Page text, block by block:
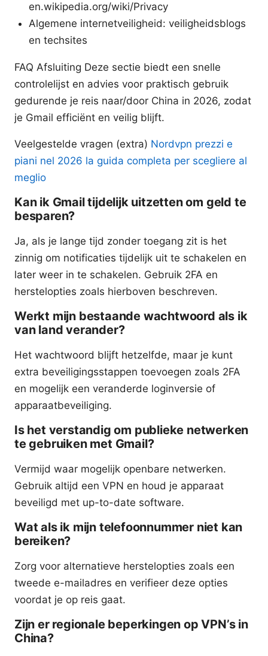
en.wikipedia.org/wiki/Privacy
Algemene internetveiligheid: veiligheidsblogs
en techsites
FAQ Afsluiting Deze sectie biedt een snelle
controlelijst en advies voor praktisch gebruik
gedurende je reis naar/door China in 2026, zodat
je Gmail efficiënt en veilig blijft.
Veelgestelde vragen (extra) Nordvpn prezzi e
piani nel 2026 la guida completa per scegliere al
meglio
Kan ik Gmail tijdelijk uitzetten om geld te
besparen?
Ja, als je lange tijd zonder toegang zit is het
zinnig om notificaties tijdelijk uit te schakelen en
later weer in te schakelen. Gebruik 2FA en
herstelopties zoals hierboven beschreven.
Werkt mijn bestaande wachtwoord als ik
van land verander?
Het wachtwoord blijft hetzelfde, maar je kunt
extra beveiligingsstappen toevoegen zoals 2FA
en mogelijk een veranderde loginversie of
apparaatbeveiliging.
Is het verstandig om publieke netwerken
te gebruiken met Gmail?
Vermijd waar mogelijk openbare netwerken.
Gebruik altijd een VPN en houd je apparaat
beveiligd met up-to-date software.
Wat als ik mijn telefoonnummer niet kan
bereiken?
Zorg voor alternatieve herstelopties zoals een
tweede e-mailadres en verifieer deze opties
voordat je op reis gaat.
Zijn er regionale beperkingen op VPN’s in
China?